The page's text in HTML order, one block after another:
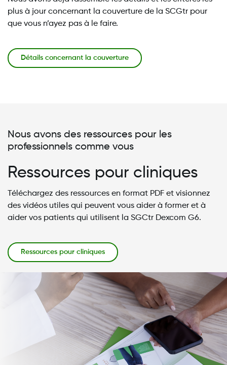
plus à jour concernant la couverture de la SCGtr pour
que vous n’ayez pas à le faire.
Détails concernant la couverture
Nous avons des ressources pour les
professionnels comme vous
Ressources pour cliniques
Téléchargez des ressources en format PDF et visionnez
des vidéos utiles qui peuvent vous aider à former et à
aider vos patients qui utilisent la SGCtr Dexcom G6.
Ressources pour cliniques